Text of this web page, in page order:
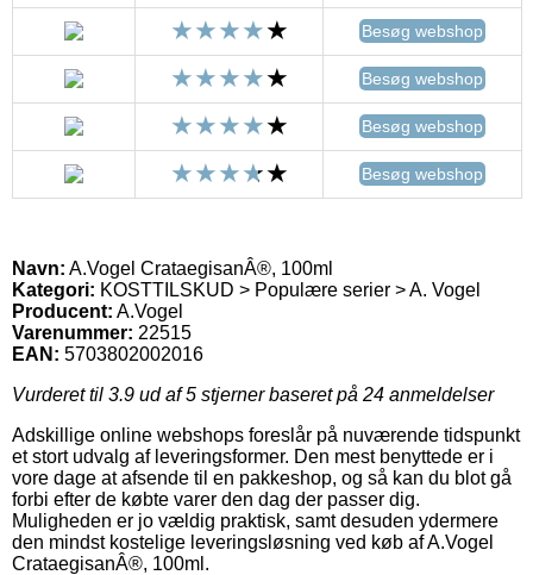
Besøg webshop
Besøg webshop
Besøg webshop
Besøg webshop
Navn: A.Vogel CrataegisanÂ®, 100ml
Kategori: KOSTTILSKUD > Populære serier > A. Vogel
Producent: A.Vogel
Varenummer: 22515
EAN: 5703802002016
Vurderet til 3.9 ud af 5 stjerner baseret på 24 anmeldelser
Adskillige online webshops foreslår på nuværende tidspunkt
et stort udvalg af leveringsformer. Den mest benyttede er i
vore dage at afsende til en pakkeshop, og så kan du blot gå
forbi efter de købte varer den dag der passer dig.
Muligheden er jo vældig praktisk, samt desuden ydermere
den mindst kostelige leveringsløsning ved køb af A.Vogel
CrataegisanÂ®, 100ml.